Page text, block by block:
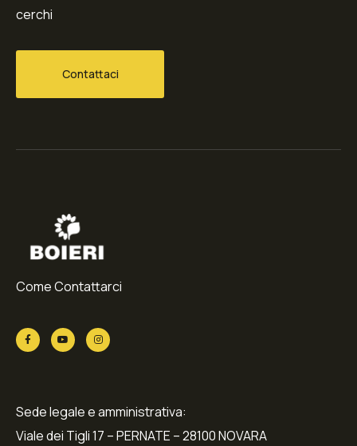
cerchi
Contattaci
Come Contattarci
Sede legale e amministrativa:
Viale dei Tigli 17 – PERNATE – 28100 NOVARA